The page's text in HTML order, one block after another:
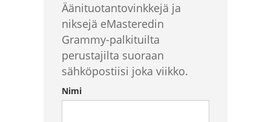
Äänituotantovinkkejä ja
niksejä eMasteredin
Grammy-palkituilta
perustajilta suoraan
sähköpostiisi joka viikko.
Nimi